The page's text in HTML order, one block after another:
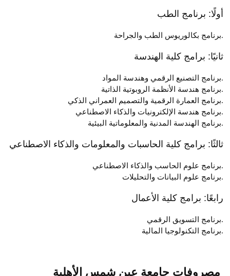
أولًا: برنامج الطب
برنامج بكالوريوس الطب والجراحة.
ثانيًا: برامج كلية الهندسة
برنامج التصنيع الرقمي وهندسة المواد.
برنامج هندسة الأنظمة الروبوتية الذاتية.
برنامج العمارة الرقمية والتصميم العمراني الذكي.
برنامج هندسة الإلكترونيات
والذكاء الاصطناعي.
برنامج الهندسة المدنية والمعلوماتية البيئية.
ثالثًا: برامج كلية الحاسبات والمعلومات والذكاء الاصطناعي
برنامج علوم الحاسب والذكاء الاصطناعي.
برنامج علوم البيانات والتحليلات.
رابعًا: برامج كلية الأعمال
برنامج التسويق الرقمي.
برنامج التكنولوجيا المالية.